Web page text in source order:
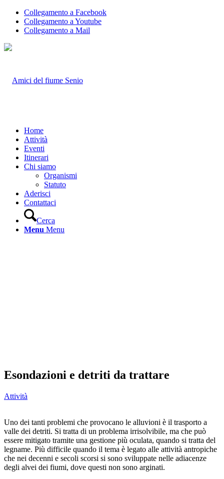
Collegamento a Facebook
Collegamento a Youtube
Collegamento a Mail
Home
Attività
Eventi
Itinerari
Chi siamo
Organismi
Statuto
Aderisci
Contattaci
Cerca
Menu Menu
Esondazioni e detriti da trattare
Attività
Uno dei tanti problemi che provocano le alluvioni è il trasporto a
valle dei detriti. Si tratta di un problema irrisolvibile, ma che può
essere mitigato tramite una gestione più oculata, quando si tratta del
legname. Più difficile quando il tema è legato alle attività antropiche
che nei decenni e secoli scorsi si sono sviluppate nelle adiacenze
degli alvei dei fiumi, dove questi non sono arginati.